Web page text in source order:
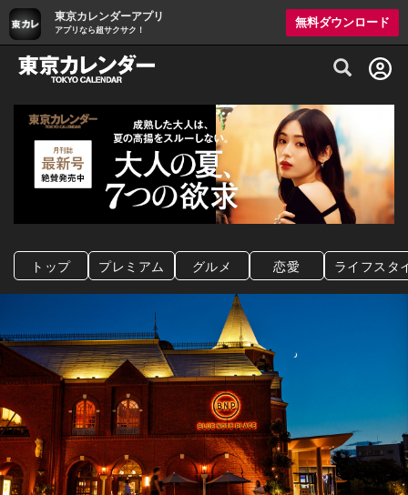
東京カレンダーアプリ
アプリなら超サクサク！
無料ダウンロード
グルメ情報・プレミアムレストラン予約
トップ プレミアム グルメ 恋愛 ライフスタ